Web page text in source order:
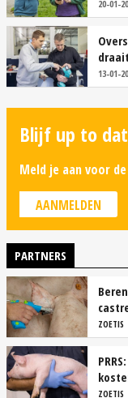
we
20-01-
en
13-01-
Blijf up to
Meld je aan voor
AANMELDEN
PARTNERS
intact
ZOETIS
ZOETIS